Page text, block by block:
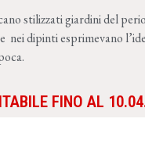
stilizzati giardini del
neidipinti esprimevano
FINO AL